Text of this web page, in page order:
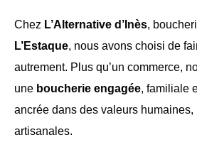
Chez L’Alternative d’Inès,
L’Estaque, nous avons choisi de
autrement. Plus qu’un commerce,
une boucherie engagée, familiale
ancrée dans des valeurs
artisanales.